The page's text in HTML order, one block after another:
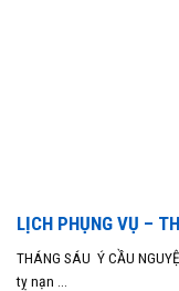
LỊCH PHỤNG VỤ –
THÁNG SÁU Ý CẦU
tỵ nạn ...